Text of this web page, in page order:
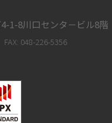
1-8川口センタ－ビル8階
FAX: 048-226-5356